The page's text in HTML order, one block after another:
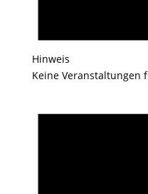
Hinweis
Keine Veranstaltungen